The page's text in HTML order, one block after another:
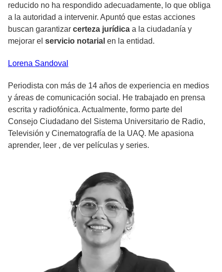
reducido no ha respondido adecuadamente, lo que obliga
a la autoridad a intervenir. Apuntó que estas acciones
buscan garantizar certeza jurídica a la ciudadanía y
mejorar el servicio notarial en la entidad.
Lorena Sandoval
Periodista con más de 14 años de experiencia en medios
y áreas de comunicación social. He trabajado en prensa
escrita y radiofónica. Actualmente, formo parte del
Consejo Ciudadano del Sistema Universitario de Radio,
Televisión y Cinematografía de la UAQ. Me apasiona
aprender, leer , de ver películas y series.